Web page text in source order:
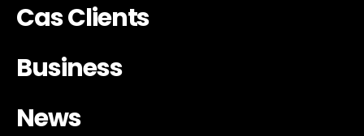
Cas Clients
Business
News